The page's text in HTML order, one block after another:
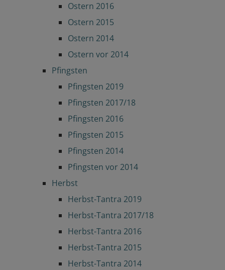
Ostern 2016
Ostern 2015
Ostern 2014
Ostern vor 2014
Pfingsten
Pfingsten 2019
Pfingsten 2017/18
Pfingsten 2016
Pfingsten 2015
Pfingsten 2014
Pfingsten vor 2014
Herbst
Herbst-Tantra 2019
Herbst-Tantra 2017/18
Herbst-Tantra 2016
Herbst-Tantra 2015
Herbst-Tantra 2014